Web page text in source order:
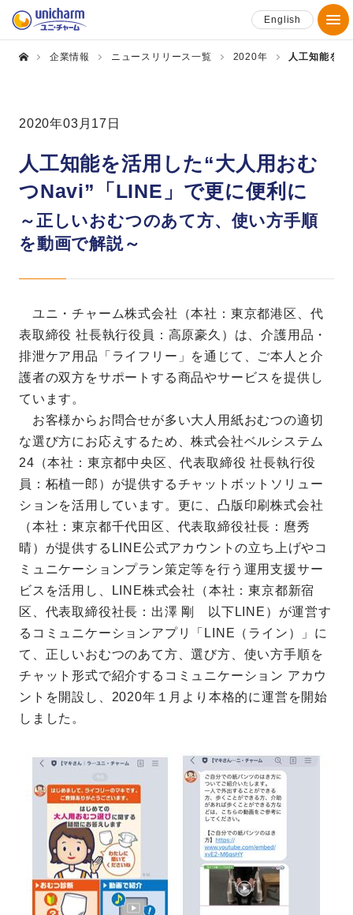
English
企業情報 ニュースリリース一覧 2020年 人工知能を
2020年03月17日
人工知能を活用した“大人用おむ
つNavi”「LINE」で更に便利に
～正しいおむつのあて方、使い方手順
を動画で解説～
ユニ・チャーム株式会社（本社：東京都港区、代
表取締役 社長執行役員：高原豪久）は、介護用品・
排泄ケア用品「ライフリー」を通じて、ご本人と介
護者の双方をサポートする商品やサービスを提供し
ています。
お客様からお問合せが多い大人用紙おむつの適切
な選び方にお応えするため、株式会社ベルシステム
24（本社：東京都中央区、代表取締役 社長執行役
員：柘植一郎）が提供するチャットボットソリュー
ションを活用しています。更に、凸版印刷株式会社
（本社：東京都千代田区、代表取締役社長：麿秀
晴）が提供するLINE公式アカウントの立ち上げやコ
ミュニケーションプラン策定等を行う運用支援サー
ビスを活用し、LINE株式会社（本社：東京都新宿
区、代表取締役社長：出澤 剛 以下LINE）が運営す
るコミュニケーションアプリ「LINE（ライン）」に
て、正しいおむつのあて方、選び方、使い方手順を
チャット形式で紹介するコミュニケーション アカウ
ントを開設し、2020年１月より本格的に運営を開始
しました。